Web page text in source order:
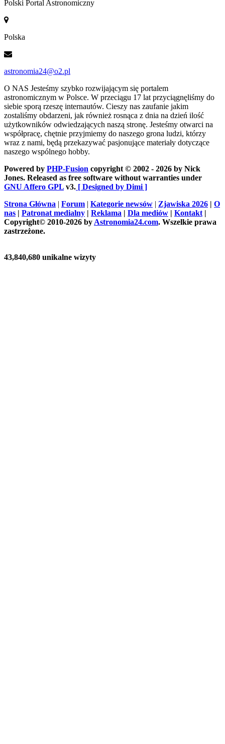
Polski Portal Astronomiczny
Polska
astronomia24@o2.pl
O NAS Jesteśmy szybko rozwijającym się portalem
astronomicznym w Polsce. W przeciągu 17 lat przyciągnęliśmy do
siebie sporą rzeszę internautów. Cieszy nas zaufanie jakim
zostaliśmy obdarzeni, jak również rosnąca z dnia na dzień ilość
użytkowników odwiedzających naszą stronę. Jesteśmy otwarci na
współpracę, chętnie przyjmiemy do naszego grona ludzi, którzy
wraz z nami, będą przekazywać pasjonujące materiały dotyczące
naszego wspólnego hobby.
Powered by PHP-Fusion copyright © 2002 - 2026 by Nick
Jones. Released as free software without warranties under
GNU Affero GPL v3. [ Designed by Dimi ]
Strona Główna | Forum | Kategorie newsów | Zjawiska 2026 | O
nas | Patronat medialny | Reklama | Dla mediów | Kontakt |
Copyright© 2010-2026 by Astronomia24.com. Wszelkie prawa
zastrzeżone.
43,840,680 unikalne wizyty